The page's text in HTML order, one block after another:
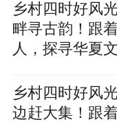
乡村四时好风
畔寻古韵！跟
人，探寻华夏
乡村四时好风
边赶大集！跟